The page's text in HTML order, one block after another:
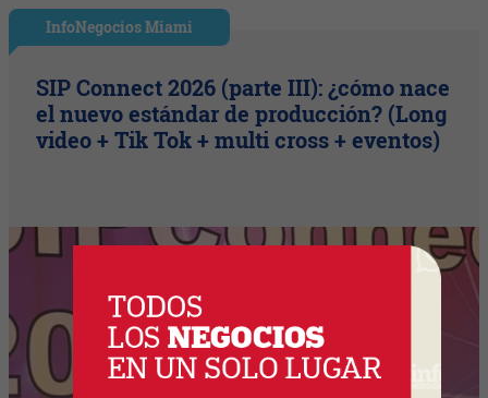
InfoNegocios Miami
SIP Connect 2026 (parte III): ¿cómo nace
el nuevo estándar de producción? (Long
video + Tik Tok + multi cross + eventos)